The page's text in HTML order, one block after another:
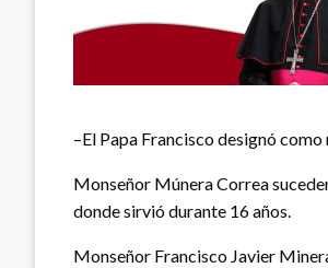
–El Papa Francisco designó
Monseñor Múnera Correa
donde sirvió durante 16 años.
Monseñor Francisco Javier